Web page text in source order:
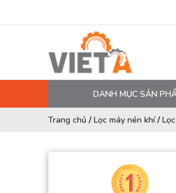
DANH MỤC SẢN
MÁY NÉN KHÍ
DẦU MÁY NÉN KHÍ
Trang chủ /Lọc máy nén khí/